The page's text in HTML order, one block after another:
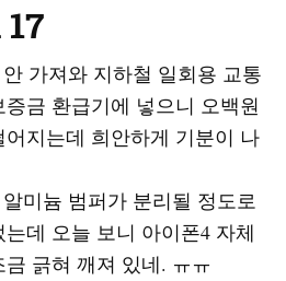
가져와 지하철 일회용 교통
금 환급기에 넣으니 오백원
지는데 희안하게 기분이 나
미늄 범퍼가 분리될 정도로
데 오늘 보니 아이폰4 자체
긁혀 깨져 있네. ㅠㅠ